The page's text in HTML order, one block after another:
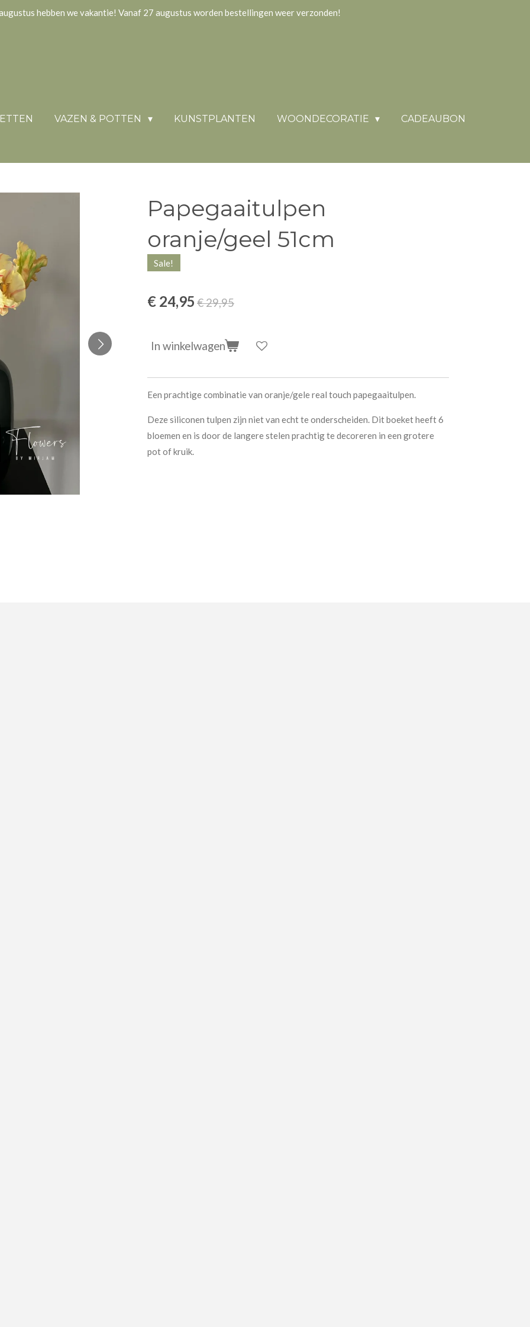
hebben we vakantie! Vanaf 27 augustus worden bestellingen weer verzonden!
VAZEN & POTTEN KUNSTPLANTEN WOONDECORATIE CADEAUBON
Papegaaitulpen
oranje/geel 51cm
Sale!
€ 24,95 € 29,95
In winkelwagen
Een prachtige combinatie van oranje/gele real touch papegaaitulpen.
Deze siliconen tulpen zijn niet van echt te onderscheiden. Dit boeket heeft 6
bloemen en is door de langere stelen prachtig te decoreren in een grotere
pot of kruik.